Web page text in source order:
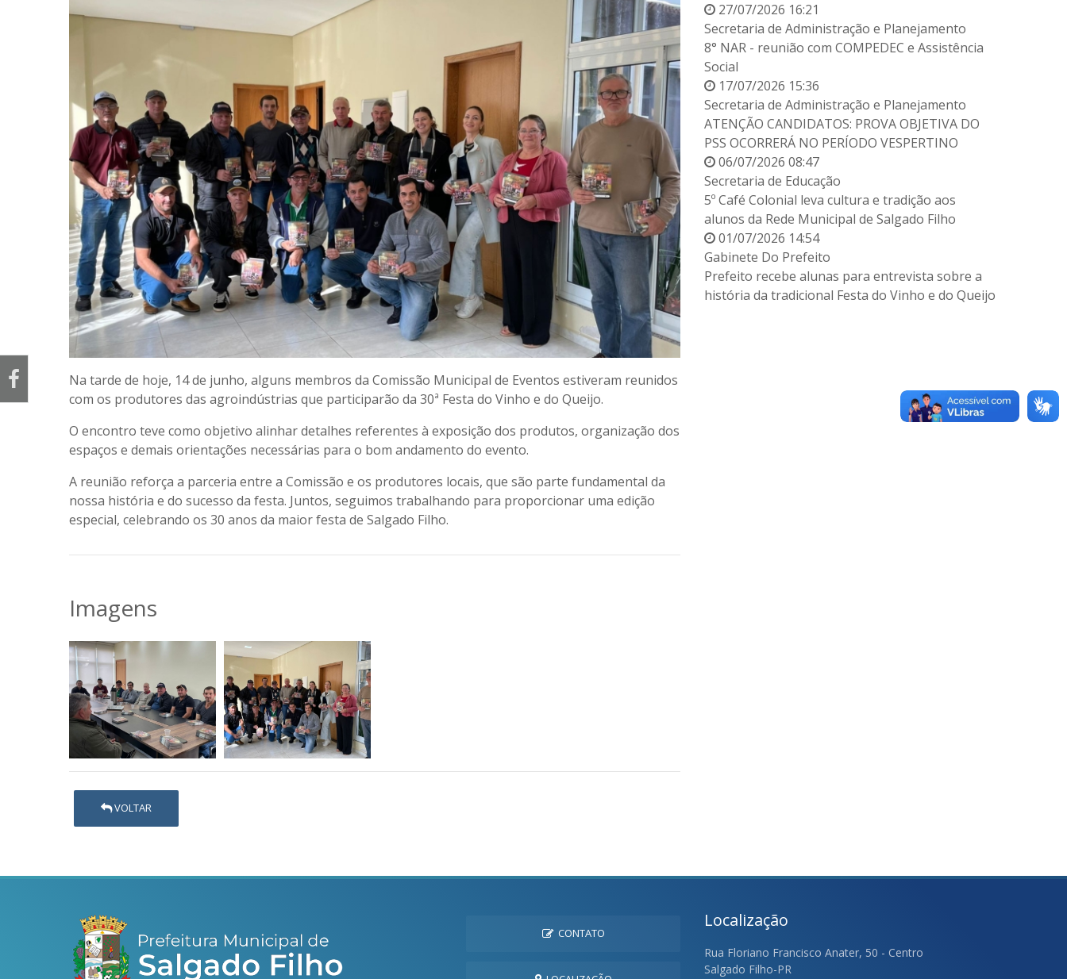
Na tarde de hoje, 14 de junho, alguns membros da Comissão Municipal de Eventos estiveram reunidos
com os produtores das agroindústrias que participarão da 30ª Festa do Vinho e do Queijo.
O encontro teve como objetivo alinhar detalhes referentes à exposição dos produtos, organização dos
espaços e demais orientações necessárias para o bom andamento do evento.
A reunião reforça a parceria entre a Comissão e os produtores locais, que são parte fundamental da
nossa história e do sucesso da festa. Juntos, seguimos trabalhando para proporcionar uma edição
especial, celebrando os 30 anos da maior festa de Salgado Filho.
Imagens
VOLTAR
27/07/2026 16:21
Secretaria de Administração e Planejamento
8° NAR - reunião com COMPEDEC e Assistência
Social
17/07/2026 15:36
Secretaria de Administração e Planejamento
ATENÇÃO CANDIDATOS: PROVA OBJETIVA DO
PSS OCORRERÁ NO PERÍODO VESPERTINO
06/07/2026 08:47
Secretaria de Educação
5º Café Colonial leva cultura e tradição aos
alunos da Rede Municipal de Salgado Filho
01/07/2026 14:54
Gabinete Do Prefeito
Prefeito recebe alunas para entrevista sobre a
história da tradicional Festa do Vinho e do Queijo
CONTATO
Localização
Rua Floriano Francisco Anater, 50 - Centro
Salgado Filho-PR